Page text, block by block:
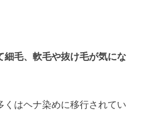
細毛、軟毛や抜け毛が気にな
くはヘナ染めに移行されてい